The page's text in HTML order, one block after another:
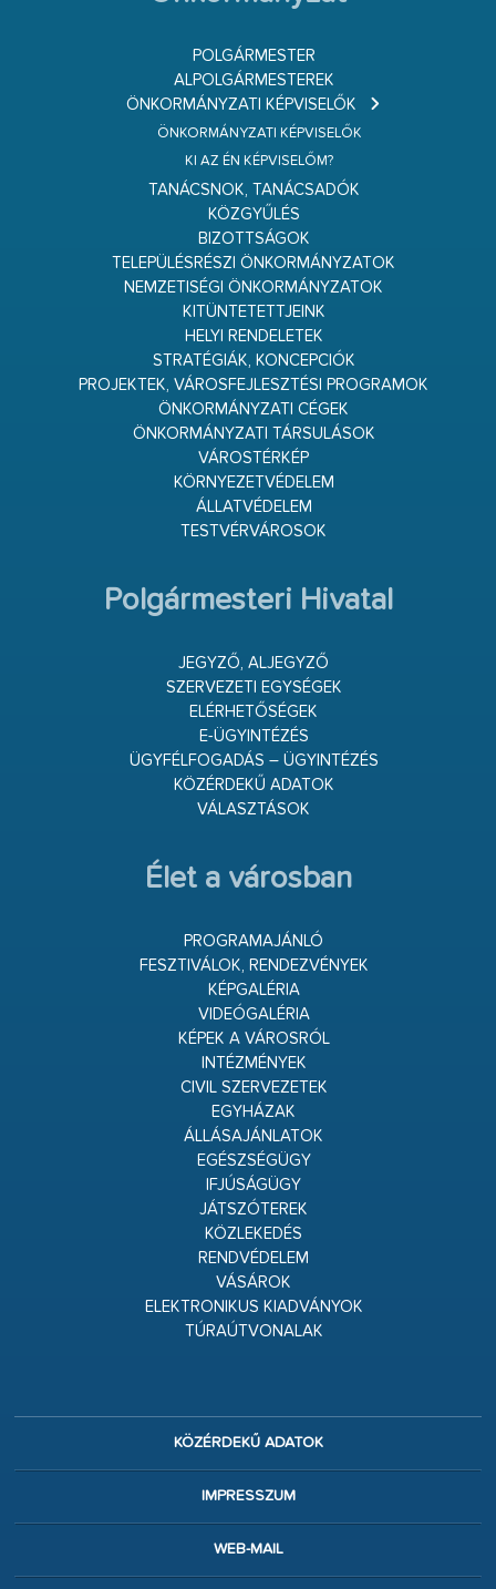
POLGÁRMESTER
ALPOLGÁRMESTEREK
ÖNKORMÁNYZATI KÉPVISELŐK
ÖNKORMÁNYZATI KÉPVISELŐK
KI AZ ÉN KÉPVISELŐM?
TANÁCSNOK, TANÁCSADÓK
KÖZGYŰLÉS
BIZOTTSÁGOK
TELEPÜLÉSRÉSZI ÖNKORMÁNYZATOK
NEMZETISÉGI ÖNKORMÁNYZATOK
KITÜNTETETTJEINK
HELYI RENDELETEK
STRATÉGIÁK, KONCEPCIÓK
PROJEKTEK, VÁROSFEJLESZTÉSI PROGRAMOK
ÖNKORMÁNYZATI CÉGEK
ÖNKORMÁNYZATI TÁRSULÁSOK
VÁROSTÉRKÉP
KÖRNYEZETVÉDELEM
ÁLLATVÉDELEM
TESTVÉRVÁROSOK
Polgármesteri Hivatal
JEGYZŐ, ALJEGYZŐ
SZERVEZETI EGYSÉGEK
ELÉRHETŐSÉGEK
E-ÜGYINTÉZÉS
ÜGYFÉLFOGADÁS – ÜGYINTÉZÉS
KÖZÉRDEKŰ ADATOK
VÁLASZTÁSOK
Élet a városban
PROGRAMAJÁNLÓ
FESZTIVÁLOK, RENDEZVÉNYEK
KÉPGALÉRIA
VIDEÓGALÉRIA
KÉPEK A VÁROSRÓL
INTÉZMÉNYEK
CIVIL SZERVEZETEK
EGYHÁZAK
ÁLLÁSAJÁNLATOK
EGÉSZSÉGÜGY
IFJÚSÁGÜGY
JÁTSZÓTEREK
KÖZLEKEDÉS
RENDVÉDELEM
VÁSÁROK
ELEKTRONIKUS KIADVÁNYOK
TÚRAÚTVONALAK
KÖZÉRDEKŰ ADATOK
IMPRESSZUM
WEB-MAIL